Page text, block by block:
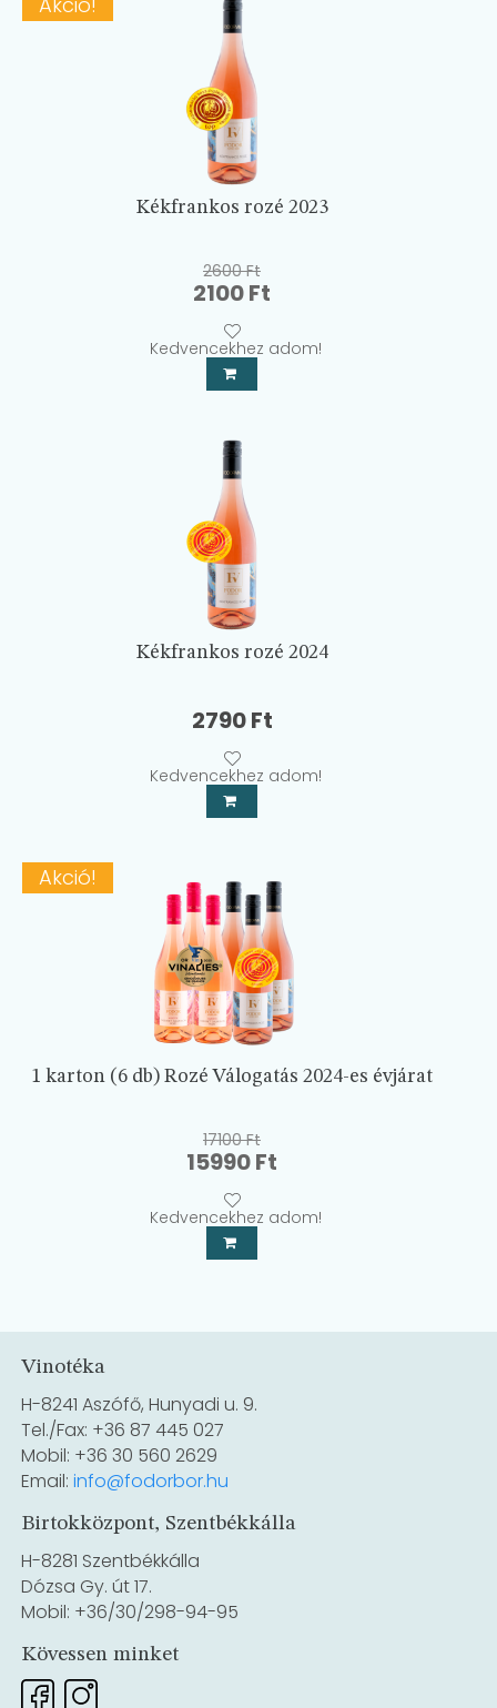
Kékfrankos rozé 2023
2600Ft
Original
price
was:
2600 Ft.
2100Ft
is:
Kedvencekhez adom!
Kékfrankos rozé 2024
2790Ft
Kedvencekhez adom!
Akció!
1 karton (6 db) Rozé Válogatás 2024-es évjárat
17100Ft
Original
price
was:
17100 Ft.
15990Ft
is:
Kedvencekhez adom!
Vinotéka
H-8241 Aszófő, Hunyadi u. 9.
Tel./Fax: +36 87 445 027
Mobil: +36 30 560 2629
Email:info@fodorbor.hu
Birtokközpont, Szentbékkálla
H-8281 Szentbékkálla
Dózsa Gy. út 17.
Mobil: +36/30/298-94-95
Kövessen minket